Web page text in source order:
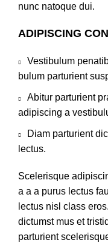
nunc natoque dui.
ADIPISCING
Vestibulum
bulum parturient
Abitur parturient
adipiscing a
Diam parturient
lectus.
Scelerisque
a a a purus lectus
lectus nisl class
dictumst mus et
parturient